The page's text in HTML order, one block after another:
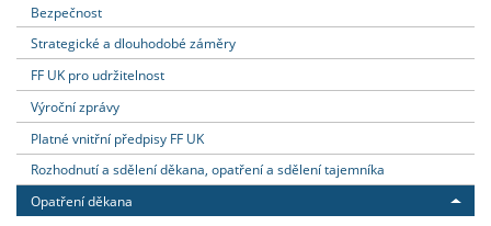
Bezpečnost
Strategické a dlouhodobé záměry
FF UK pro udržitelnost
Výroční zprávy
Platné vnitřní předpisy FF UK
Rozhodnutí a sdělení děkana, opatření a sdělení tajemníka
Opatření děkana